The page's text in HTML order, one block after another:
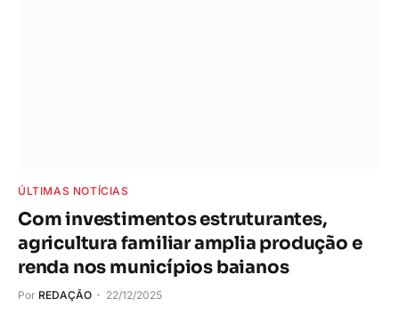
ÚLTIMAS NOTÍCIAS
Com investimentos estruturantes,
agricultura familiar amplia produção e
renda nos municípios baianos
Por REDAÇÃO 22/12/2025